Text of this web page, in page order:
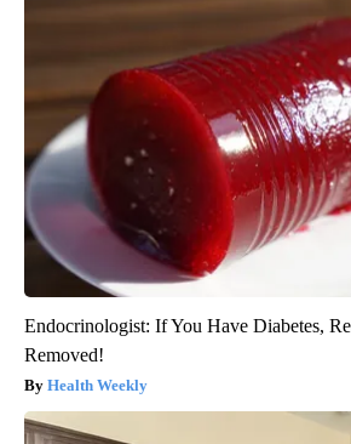
Endocrinologist: If You Have Diabetes,
Removed!
Health Weekly